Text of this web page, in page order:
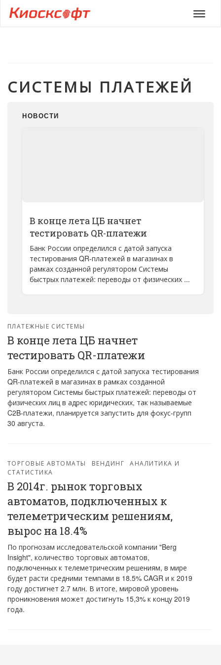
Меню
СИСТЕМЫ ПЛАТЕЖЕЙ
НОВОСТИ
В конце лета ЦБ начнет
тестировать QR-платежи
Банк России определился с датой запуска
тестирования QR-платежей в магазинах в
рамках созданной регулятором Системы
быстрых платежей: переводы от физических ...
ПЛАТЕЖНЫЕ СИСТЕМЫ
В конце лета ЦБ начнет
тестировать QR-платежи
Банк России определился с датой запуска тестирования
QR-платежей в магазинах в рамках созданной
регулятором Системы быстрых платежей: переводы от
физических лиц в адрес юридических, так называемые
C2B-платежи, планируется запустить для фокус-групп
30 августа.
ТОРГОВЫЕ АВТОМАТЫ ВЕНДИНГ
АНАЛИТИКА И
СТАТИСТИКА
В 2014г. рынок торговых
автоматов, подключенных к
телеметрическим решениям,
вырос на 18.4%
По прогнозам исследовательской компании "Berg
Insight", количество торговых автоматов,
подключенных к телеметрическим решениям, в мире
будет расти средними темпами в 18.5% CAGR и к 2019
году достигнет 2.7 млн. В итоге, мировой уровень
проникновения может достигнуть 15,3% к концу 2019
года.